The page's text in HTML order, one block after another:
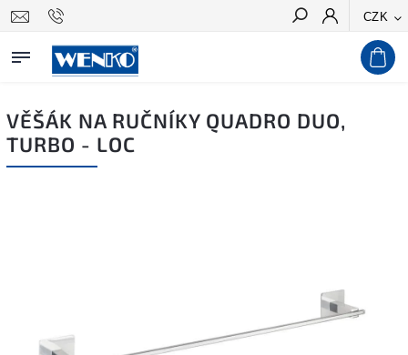
CZK
Hledat
VĚŠÁK NA RUČNÍKY QUADRO DUO,
TURBO - LOC